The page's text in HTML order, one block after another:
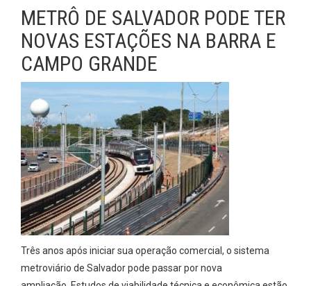
METRÔ DE SALVADOR PODE TER
NOVAS ESTAÇÕES NA BARRA E
CAMPO GRANDE
Três anos após iniciar sua operação comercial, o sistema
metroviário de Salvador pode passar por nova